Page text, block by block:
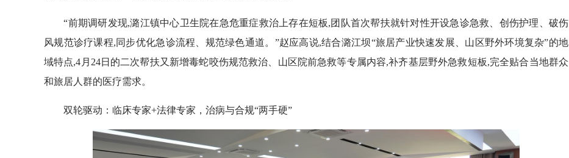
“前期调研发现,潞江镇中心卫生院在急危重症救治上存在短板,团队首次帮扶就针对性开设急诊急救、创伤护理、破伤
风规范诊疗课程,同步优化急诊流程、规范绿色通道。”赵应高说,结合潞江坝“旅居产业快速发展、山区野外环境复杂”的地
域特点,4月24日的二次帮扶又新增毒蛇咬伤规范救治、山区院前急救等专属内容,补齐基层野外急救短板,完全贴合当地群众
和旅居人群的医疗需求。
双轮驱动：临床专家+法律专家，治病与合规“两手硬”